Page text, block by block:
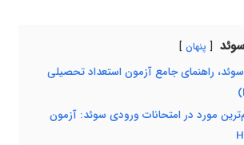
پنهان
راهنمای جامع آزمون استعداد تحصیلی
مورد در امتحانات ورودی سوئد: آزمون